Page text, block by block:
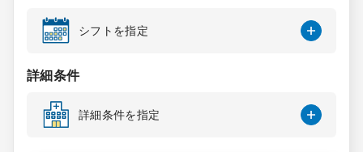
コンサルタント
成功事例
転職ノウハウ
シフトを指定
詳細条件
詳細条件を指定